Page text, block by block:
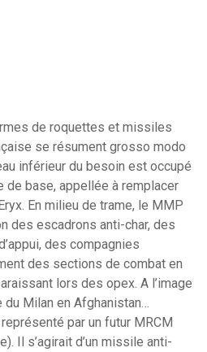
de roquettes et missiles
se résument grosso modo
inférieur du besoin est occupé
de base, appellée à remplacer
En milieu de trame, le MMP
des escadrons anti-char, des
des compagnies
des sections de combat en
lors des opex. A l’image
Milan en Afghanistan…
par un futur MRCM
Il s’agirait d’un missile anti-